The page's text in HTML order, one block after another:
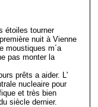
étoiles tourner
nuit à Vienne
moustiques m´a
pas monter la
prêts a aider. L'
nucleaire pour
et très bien
siècle dernier.